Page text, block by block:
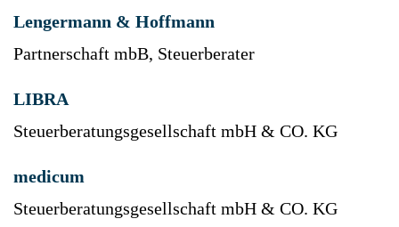
Lengermann & Hoffmann
Partnerschaft mbB, Steuerberater
LIBRA
Steuerberatungsgesellschaft mbH & CO. KG
medicum
Steuerberatungsgesellschaft mbH & CO. KG